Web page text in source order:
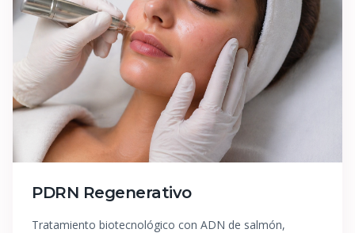
PDRN Regenerativo
Tratamiento biotecnológico con ADN de salmón,